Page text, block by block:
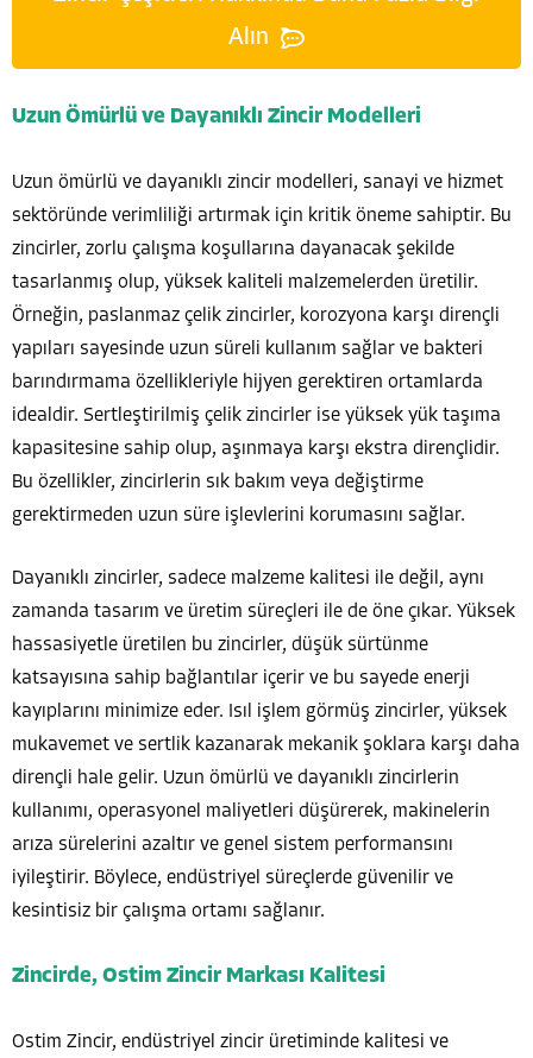
Alın
Uzun Ömürlü ve Dayanıklı Zincir Modelleri
Uzun ömürlü ve dayanıklı zincir modelleri, sanayi ve hizmet
sektöründe verimliliği artırmak için kritik öneme sahiptir. Bu
zincirler, zorlu çalışma koşullarına dayanacak şekilde
tasarlanmış olup, yüksek kaliteli malzemelerden üretilir.
Örneğin, paslanmaz çelik zincirler, korozyona karşı dirençli
yapıları sayesinde uzun süreli kullanım sağlar ve bakteri
barındırmama özellikleriyle hijyen gerektiren ortamlarda
idealdir. Sertleştirilmiş çelik zincirler ise yüksek yük taşıma
kapasitesine sahip olup, aşınmaya karşı ekstra dirençlidir.
Bu özellikler, zincirlerin sık bakım veya değiştirme
gerektirmeden uzun süre işlevlerini korumasını sağlar.
Dayanıklı zincirler, sadece malzeme kalitesi ile değil, aynı
zamanda tasarım ve üretim süreçleri ile de öne çıkar. Yüksek
hassasiyetle üretilen bu zincirler, düşük sürtünme
katsayısına sahip bağlantılar içerir ve bu sayede enerji
kayıplarını minimize eder. Isıl işlem görmüş zincirler, yüksek
mukavemet ve sertlik kazanarak mekanik şoklara karşı daha
dirençli hale gelir. Uzun ömürlü ve dayanıklı zincirlerin
kullanımı, operasyonel maliyetleri düşürerek, makinelerin
arıza sürelerini azaltır ve genel sistem performansını
iyileştirir. Böylece, endüstriyel süreçlerde güvenilir ve
kesintisiz bir çalışma ortamı sağlanır.
Zincirde, Ostim Zincir Markası Kalitesi
Ostim Zincir, endüstriyel zincir üretiminde kalitesi ve